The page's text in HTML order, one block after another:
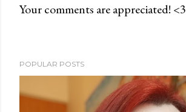
t
a
Your comments are appreciated! <3
POPULAR POSTS